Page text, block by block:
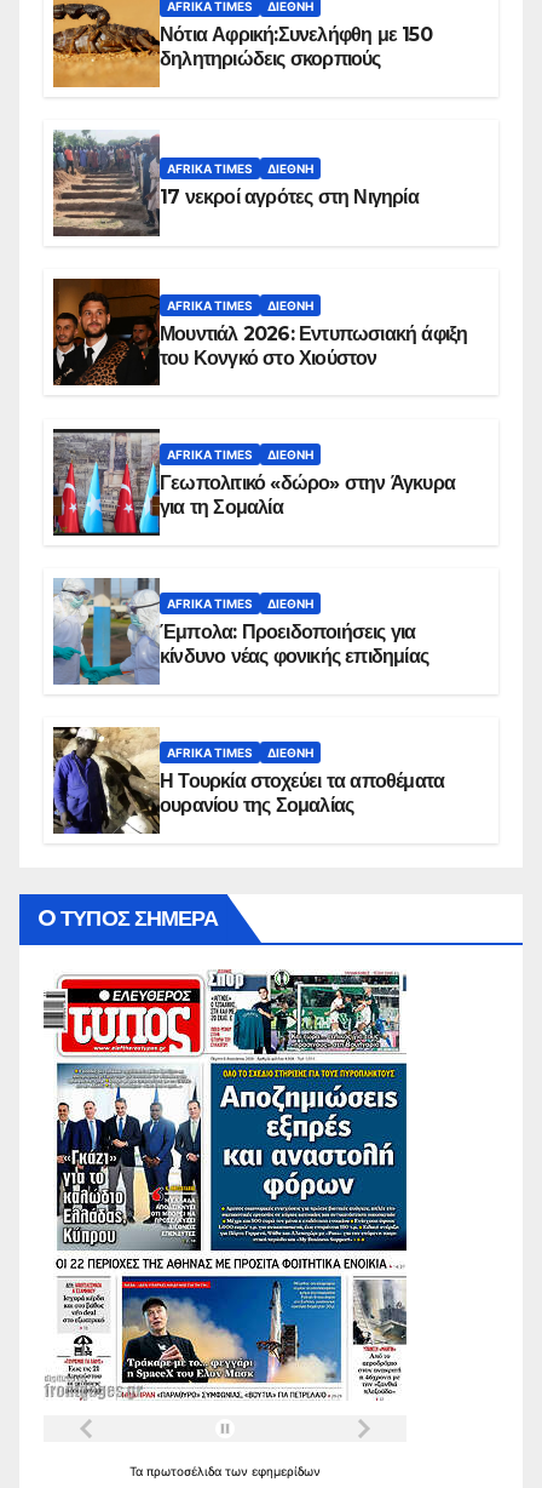
AFRIKA TIMES ΔΙΕΘΝΉ
Νότια Αφρική:Συνελήφθη με 150
δηλητηριώδεις σκορπιούς
AFRIKA TIMES ΔΙΕΘΝΉ
17 νεκροί αγρότες στη Νιγηρία
AFRIKA TIMES ΔΙΕΘΝΉ
Μουντιάλ 2026: Εντυπωσιακή άφιξη
του Κονγκό στο Χιούστον
AFRIKA TIMES ΔΙΕΘΝΉ
Γεωπολιτικό «δώρο» στην Άγκυρα
για τη Σομαλία
AFRIKA TIMES ΔΙΕΘΝΉ
Έμπολα: Προειδοποιήσεις για
κίνδυνο νέας φονικής επιδημίας
AFRIKA TIMES ΔΙΕΘΝΉ
Η Τουρκία στοχεύει τα αποθέματα
ουρανίου της Σομαλίας
O ΤΥΠΟΣ ΣΗΜΕΡΑ
Τα πρωτοσέλιδα των εφημερίδων